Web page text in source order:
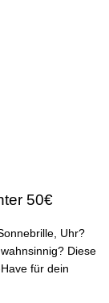
50€
Uhr?
Diese
für dein